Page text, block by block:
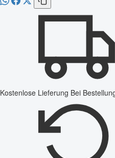
Kostenlose Lieferung Bei